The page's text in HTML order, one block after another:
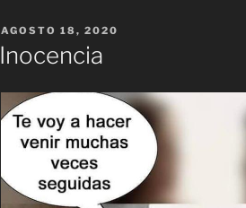
PUBLICADO
EL
AGOSTO 18, 2020
Inocencia